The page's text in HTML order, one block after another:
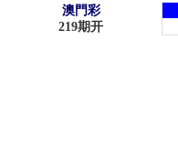
澳門彩
219期开